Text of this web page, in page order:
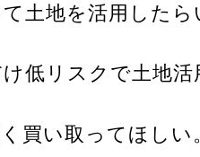
土地を活用したら
低リスクで土地活
買い取ってほしい